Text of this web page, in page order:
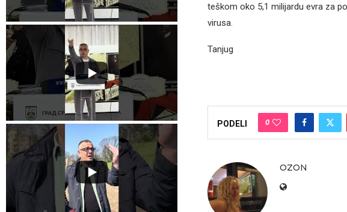
teškom oko 5,1 milijardu evra za
virusa.
Tanjug
PODELI 0
OZON